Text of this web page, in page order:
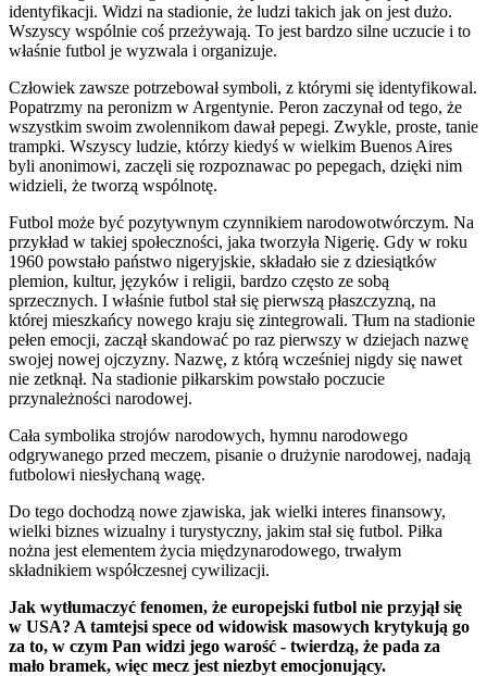
identyfikacji. Widzi na stadionie, że ludzi takich jak on jest dużo.
Wszyscy wspólnie coś przeżywają. To jest bardzo silne uczucie i to
właśnie futbol je wyzwala i organizuje.
Człowiek zawsze potrzebował symboli, z którymi się identyfikowal.
Popatrzmy na peronizm w Argentynie. Peron zaczynał od tego, że
wszystkim swoim zwolennikom dawał pepegi. Zwykle, proste, tanie
trampki. Wszyscy ludzie, którzy kiedyś w wielkim Buenos Aires
byli anonimowi, zaczęli się rozpoznawac po pepegach, dzięki nim
widzieli, że tworzą wspólnotę.
Futbol może być pozytywnym czynnikiem narodowotwórczym. Na
przykład w takiej społeczności, jaka tworzyła Nigerię. Gdy w roku
1960 powstało państwo nigeryjskie, składało sie z dziesiątków
plemion, kultur, języków i religii, bardzo często ze sobą
sprzecznych. I właśnie futbol stał się pierwszą płaszczyzną, na
której mieszkańcy nowego kraju się zintegrowali. Tłum na stadionie
pełen emocji, zaczął skandować po raz pierwszy w dziejach nazwę
swojej nowej ojczyzny. Nazwę, z którą wcześniej nigdy się nawet
nie zetknął. Na stadionie piłkarskim powstało poczucie
przynależności narodowej.
Cała symbolika strojów narodowych, hymnu narodowego
odgrywanego przed meczem, pisanie o drużynie narodowej, nadają
futbolowi niesłychaną wagę.
Do tego dochodzą nowe zjawiska, jak wielki interes finansowy,
wielki biznes wizualny i turystyczny, jakim stał się futbol. Piłka
nożna jest elementem życia międzynarodowego, trwałym
składnikiem współczesnej cywilizacji.
Jak wytłumaczyć fenomen, że europejski futbol nie przyjął się
w USA? A tamtejsi spece od widowisk masowych krytykują go
za to, w czym Pan widzi jego warość - twierdzą, że pada za
mało bramek, więc mecz jest niezbyt emocjonujący.